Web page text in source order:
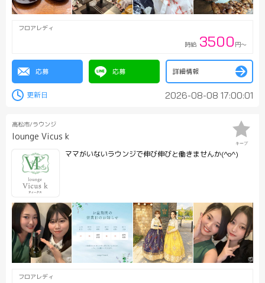
フロアレディ
時給 3500 円～
応募 応募 詳細情報
2026-08-08 17:00:01
高松市/ラウンジ
lounge Vicus k
キープ
ママがいないラウンジで伸び伸びと働きませんか(^o^)
フロアレディ